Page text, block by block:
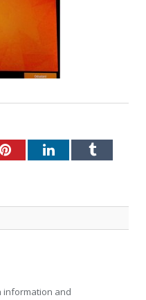
PinterestLinkedInTumblr
information and